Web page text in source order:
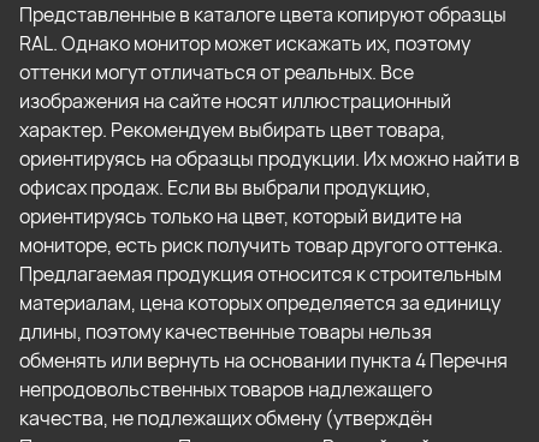
Представленные в каталоге цвета копируют образцы
RAL. Однако монитор может искажать их, поэтому
оттенки могут отличаться от реальных. Все
изображения на сайте носят иллюстрационный
характер. Рекомендуем выбирать цвет товара,
ориентируясь на образцы продукции. Их можно найти в
офисах продаж. Если вы выбрали продукцию,
ориентируясь только на цвет, который видите на
мониторе, есть риск получить товар другого оттенка.
Предлагаемая продукция относится к строительным
материалам, цена которых определяется за единицу
длины, поэтому качественные товары нельзя
обменять или вернуть на основании пункта 4 Перечня
непродовольственных товаров надлежащего
качества, не подлежащих обмену (утверждён